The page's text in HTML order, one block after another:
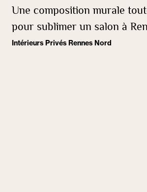
Une composition murale
pour sublimer un salon à
Intérieurs Privés Rennes Nord